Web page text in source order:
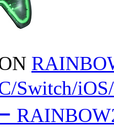
Switch/